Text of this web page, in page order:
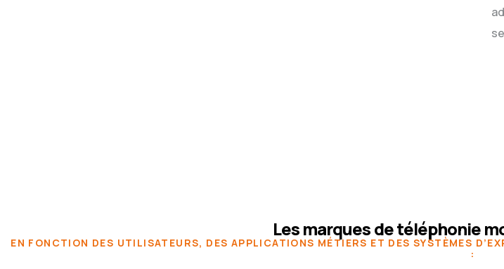
Les marques de téléphonie
EN FONCTION DES UTILISATEURS, DES APPLICATIONS MÉTIERS ET DES SYSTÈMES
: